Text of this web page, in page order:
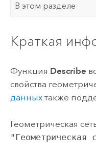
В этом разделе
Краткая
Функция Describe
свойства
данныхтакже
Геометрическая
"Геометрическая